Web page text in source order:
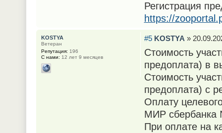
Регистрация
https://
#5 KOSTYA »
Стоимость
предоплата) в
Стоимость
предоплата) с
Оплату
МИР сбербанка
При оплате на
KOSTYA
Ветеран
Репутация: 196
С нами: 12 лет 9 месяцев